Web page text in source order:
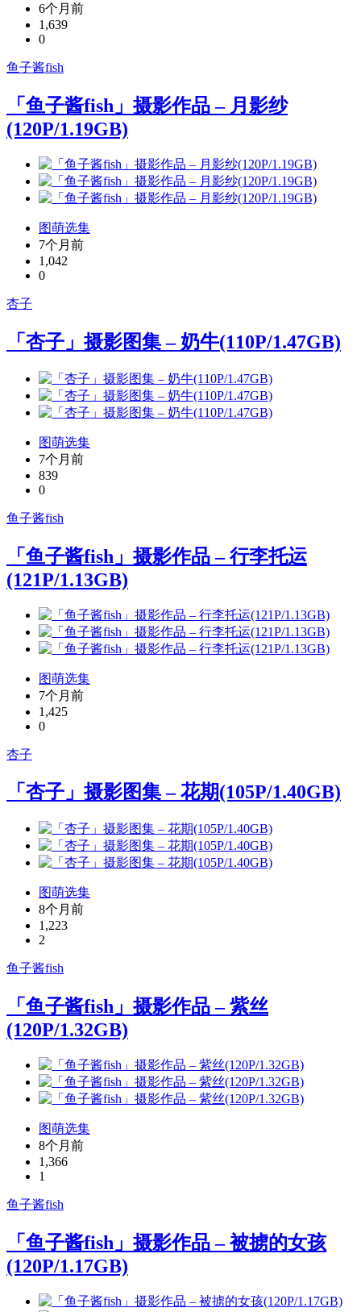
6个月前
1,639
0
鱼子酱fish
「鱼子酱fish」摄影作品 – 月影纱
(120P/1.19GB)
图萌选集
7个月前
1,042
0
杏子
「杏子」摄影图集 – 奶牛(110P/1.47GB)
图萌选集
7个月前
839
0
鱼子酱fish
「鱼子酱fish」摄影作品 – 行李托运
(121P/1.13GB)
图萌选集
7个月前
1,425
0
杏子
「杏子」摄影图集 – 花期(105P/1.40GB)
图萌选集
8个月前
1,223
2
鱼子酱fish
「鱼子酱fish」摄影作品 – 紫丝
(120P/1.32GB)
图萌选集
8个月前
1,366
1
鱼子酱fish
「鱼子酱fish」摄影作品 – 被掳的女孩
(120P/1.17GB)